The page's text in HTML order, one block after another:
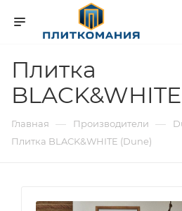
Плитка
Главная — Производители —
Плитка BLACK&WHITE (Dune)